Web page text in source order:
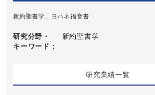
新約聖書学、ヨハネ福音書
研究分野・
キーワード
新約聖書学
研究業績一覧